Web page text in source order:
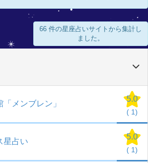
66 件の星座占いサイトから集計し
ました。
メンブレン」
5.0
( 1)
星占い
5.0
( 1)